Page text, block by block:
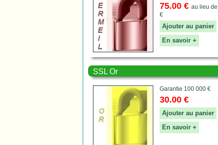
75.00 € au lieu
€
Ajouter au panier
En savoir +
SSL Or
Garantie 100 000 €
30.00 €
Ajouter au panier
En savoir +